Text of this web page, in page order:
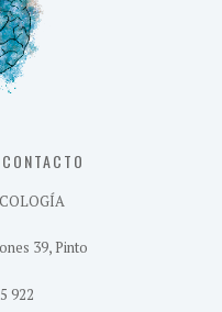
39, Pinto
922